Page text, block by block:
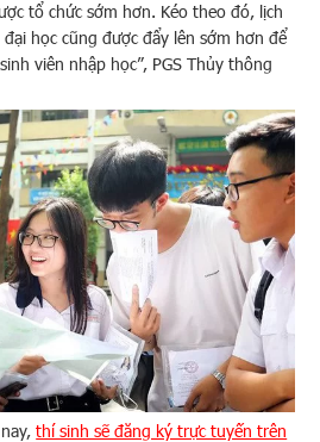
tổ chức sớm hơn. Kéo theo đó, lịch
học cũng được đẩy lên sớm hơn để
viên nhập học”, PGS Thủy thông
nay,thí sinh sẽ đăng ký trực tuyến trên